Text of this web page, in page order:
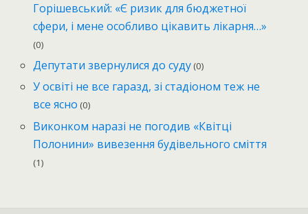
Горішевський: «Є ризик для бюджетної
сфери, і мене особливо цікавить лікарня…»
(0)
Депутати звернулися до суду (0)
У освіті не все гаразд, зі стадіоном теж не
все ясно (0)
Виконком наразі не погодив «Квітці
Полонини» вивезення будівельного сміття
(1)